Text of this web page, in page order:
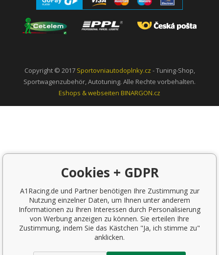
Copyright © 2017 Sportovniautodoplnky.cz - Tuning-Shop,
Sportwagenzubehör, Autotuning. Alle Rechte vorbehalten.
Eshops & webseiten BINARGON.cz
Cookies + GDPR
A1Racing.de und Partner benötigen Ihre Zustimmung zur
Nutzung einzelner Daten, um Ihnen unter anderem
Informationen zu Ihren Interessen durch Personalisierung
von Werbung anzeigen zu können. Sie erteilen Ihre
Zustimmung, indem Sie das Kästchen "Ja, ich stimme zu"
anklicken.